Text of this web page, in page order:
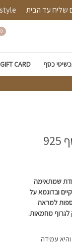
עם שליח עד הבית
0
כסף GIFT CARD
שמתאימה
ובדוגמא על
למראה
לגרוף מחמאות.
סילבר) והיא עמידה